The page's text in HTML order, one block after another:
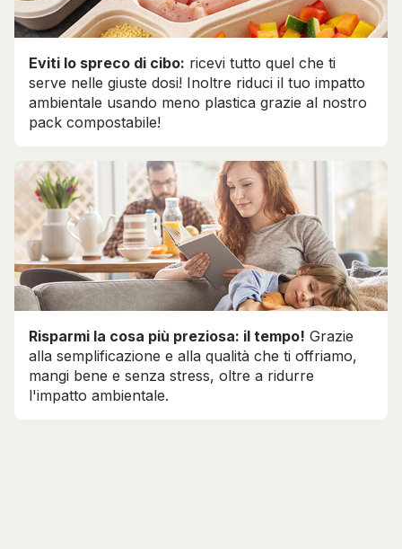
Eviti lo spreco di cibo: ricevi tutto quel che ti
serve nelle giuste dosi! Inoltre riduci il tuo impatto
ambientale usando meno plastica grazie al nostro
pack compostabile!
Risparmi la cosa più preziosa: il tempo! Grazie
alla semplificazione e alla qualità che ti offriamo,
mangi bene e senza stress, oltre a ridurre
l'impatto ambientale.